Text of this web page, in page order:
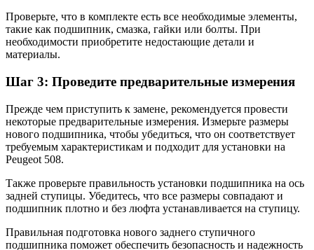
Проверьте, что в комплекте есть все необходимые элементы,
такие как подшипник, смазка, гайки или болты. При
необходимости приобретите недостающие детали и
материалы.
Шаг 3: Проведите предварительные измерения
Прежде чем приступить к замене, рекомендуется провести
некоторые предварительные измерения. Измерьте размеры
нового подшипника, чтобы убедиться, что он соответствует
требуемым характеристикам и подходит для установки на
Peugeot 508.
Также проверьте правильность установки подшипника на ось
задней ступицы. Убедитесь, что все размеры совпадают и
подшипник плотно и без люфта устанавливается на ступицу.
Правильная подготовка нового заднего ступичного
подшипника поможет обеспечить безопасность и надежность